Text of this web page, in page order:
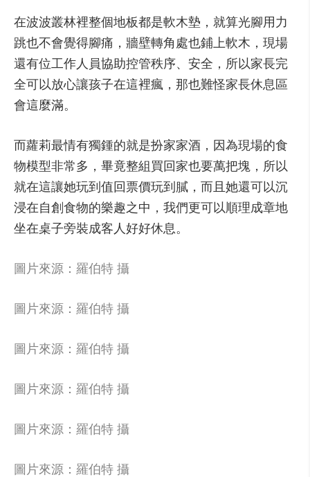
在波波叢林裡整個地板都是軟木墊，就算光腳用力
跳也不會覺得腳痛，牆壁轉角處也鋪上軟木，現場
還有位工作人員協助控管秩序、安全，所以家長完
全可以放心讓孩子在這裡瘋，那也難怪家長休息區
會這麼滿。
而蘿莉最情有獨鍾的就是扮家家酒，因為現場的食
物模型非常多，畢竟整組買回家也要萬把塊，所以
就在這讓她玩到值回票價玩到膩，而且她還可以沉
浸在自創食物的樂趣之中，我們更可以順理成章地
坐在桌子旁裝成客人好好休息。
圖片來源：羅伯特 攝
圖片來源：羅伯特 攝
圖片來源：羅伯特 攝
圖片來源：羅伯特 攝
圖片來源：羅伯特 攝
圖片來源：羅伯特 攝